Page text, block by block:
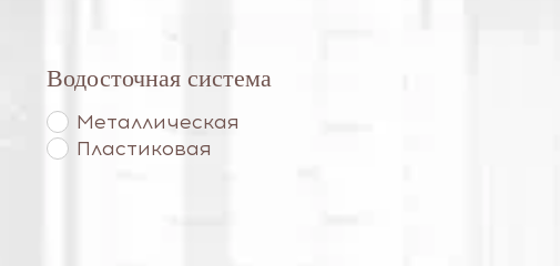
Водосточная система
Металлическая
Пластиковая